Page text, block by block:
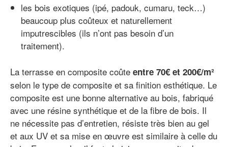
les bois exotiques (ipé, padouk, cumaru, teck…)
beaucoup plus coûteux et naturellement
imputrescibles (ils n’ont pas besoin d’un
traitement).
La terrasse en composite coûte entre 70€ et 200€/m²
selon le type de composite et sa finition esthétique. Le
composite est une bonne alternative au bois, fabriqué
avec une résine synthétique et de la fibre de bois. Il
ne nécessite pas d’entretien, résiste très bien au gel
et aux UV et sa mise en œuvre est similaire à celle du